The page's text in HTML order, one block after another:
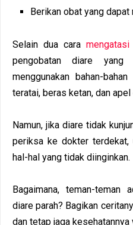
Berikan obat yang
Selain dua cara
pengobatan diare yang
menggunakan bahan-
teratai, beras ketan, dan apel
Namun, jika diare tidak
periksa ke dokter terdekat,
hal-hal yang tidak diinginkan.
Bagaimana, teman-teman
diare parah? Bagikan
dan tetap jaga kesehatannya